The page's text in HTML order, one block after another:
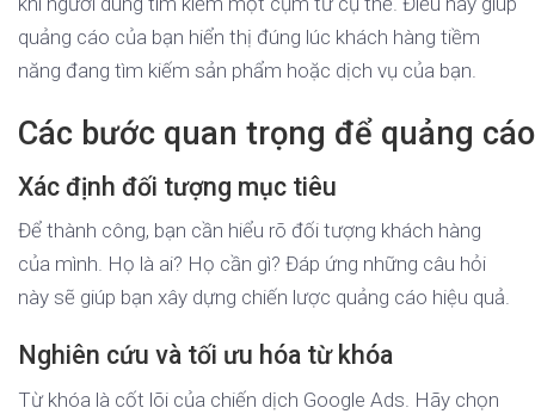
quảng cáo của bạn hiển thị đúng lúc khách hàng tiềm
năng đang tìm kiếm sản phẩm hoặc dịch vụ của bạn.
Các bước quan trọng để quảng
Xác định đối tượng mục tiêu
Để thành công, bạn cần hiểu rõ đối tượng khách hàng
của mình. Họ là ai? Họ cần gì? Đáp ứng những câu hỏi
này sẽ giúp bạn xây dựng chiến lược quảng cáo hiệu quả.
Nghiên cứu và tối ưu hóa từ khóa
Từ khóa là cốt lõi của chiến dịch Google Ads. Hãy chọn